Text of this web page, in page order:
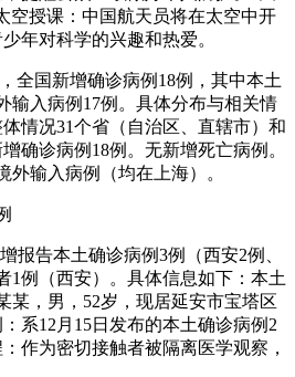
空授课：中国航天员将在太空中开
年对科学的兴趣和热爱。
全国新增确诊病例18例，其中本土
输入病例17例。具体分布与相关情
情况31个省（自治区、直辖市）和
确诊病例18例。无新增死亡病例。
外输入病例（均在上海）。
报告本土确诊病例3例（西安2例、
1例（西安）。具体信息如下：本土
某，男，52岁，现居延安市宝塔区
系12月15日发布的本土确诊病例2
作为密切接触者被隔离医学观察，